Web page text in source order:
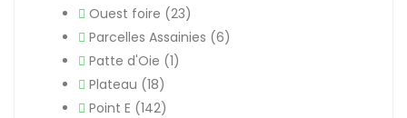
Ouest foire (23)
Parcelles Assainies (6)
Patte d'Oie (1)
Plateau (18)
Point E (142)